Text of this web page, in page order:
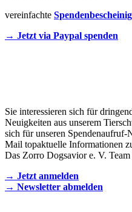
vereinfachte
→ Jetzt via Paypal spenden
Sie interessieren sich für
Neuigkeiten aus unserem
sich für unseren Spendenaufruf-
Mail topaktuelle Informationen
Das Zorro Dogsavior e. V.
→ Jetzt anmelden
→ Newsletter abmelden